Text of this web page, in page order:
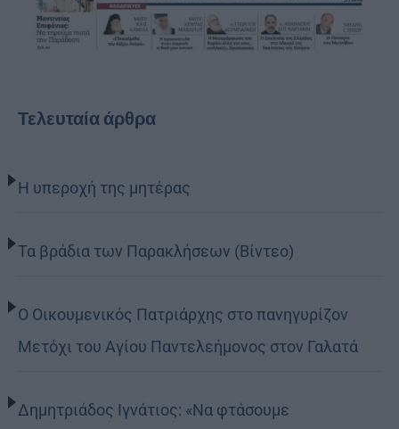
Τελευταία άρθρα
Η υπεροχή της μητέρας
Τα βράδια των Παρακλήσεων (Βίντεο)
Ο Οικουμενικός Πατριάρχης στο πανηγυρίζον
Μετόχι του Αγίου Παντελεήμονος στον Γαλατά
Δημητριάδος Ιγνάτιος: «Να φτάσουμε